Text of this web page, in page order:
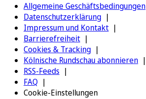
Allgemeine Geschäftsbedingungen
Datenschutzerklärung
Impressum und Kontakt
Barrierefreiheit
Cookies & Tracking
Kölnische Rundschau abonnieren
RSS-Feeds
FAQ
Cookie-Einstellungen